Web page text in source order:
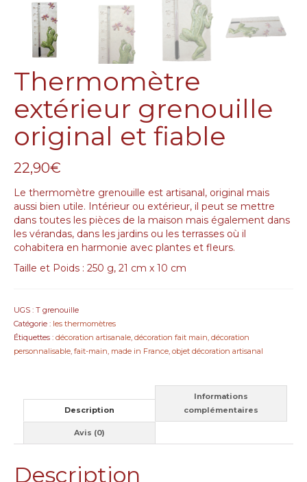
Thermomètre
extérieur grenouille
original et fiable
22,90€
Le thermomètre grenouille est artisanal, original mais
aussi bien utile. Intérieur ou extérieur, il peut se mettre
dans toutes les pièces de la maison mais également dans
les vérandas, dans les jardins ou les terrasses où il
cohabitera en harmonie avec plantes et fleurs.
Taille et Poids : 250 g, 21 cm x 10 cm
UGS : T grenouille
Catégorie : les thermomètres
Étiquettes : décoration artisanale décoration fait main décoration
personnalisable fait-main made in France objet décoration artisanal
Description
Informations
complémentaires
Avis (0)
Description